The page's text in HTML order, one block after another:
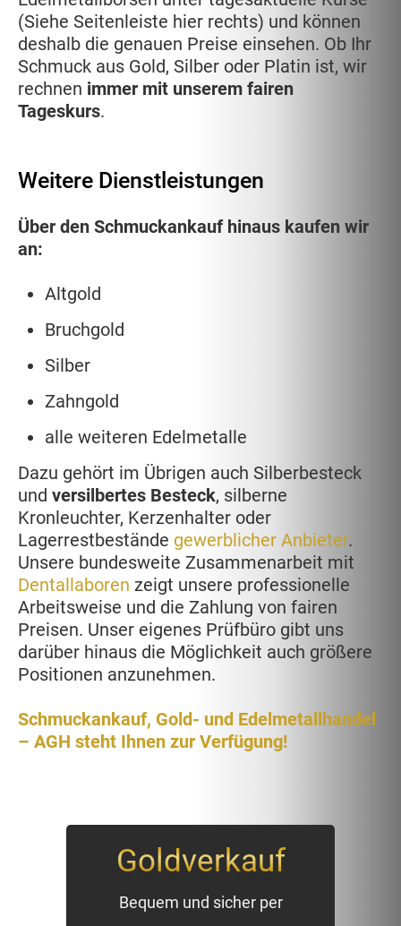
(Siehe Seitenleiste hier rechts) und können
deshalb die genauen Preise einsehen. Ob Ihr
Schmuck aus Gold, Silber oder Platin ist, wir
rechnen immer mit unserem fairen
Tageskurs.
Weitere Dienstleistungen
Über den Schmuckankauf hinaus kaufen wir
an:
Altgold
Bruchgold
Silber
Zahngold
alle weiteren Edelmetalle
Dazu gehört im Übrigen auch Silberbesteck
und versilbertes Besteck, silberne
Kronleuchter, Kerzenhalter oder
Lagerrestbestände gewerblicher Anbieter.
Unsere bundesweite Zusammenarbeit mit
Dentallaboren zeigt unsere professionelle
Arbeitsweise und die Zahlung von fairen
Preisen. Unser eigenes Prüfbüro gibt uns
darüber hinaus die Möglichkeit auch größere
Positionen anzunehmen.
Schmuckankauf, Gold- und Edelmetallhandel
– AGH steht Ihnen zur Verfügung!
Goldverkauf
Bequem und sicher per